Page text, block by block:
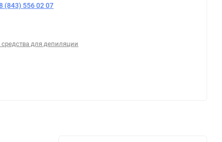
(843) 556 02 07
для депиляции